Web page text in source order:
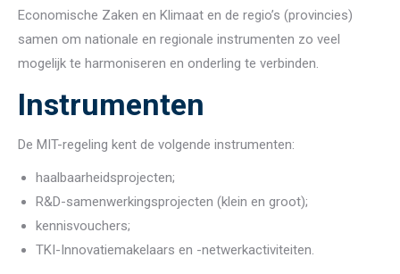
Economische Zaken en Klimaat en de regio’s (provincies)
samen om nationale en regionale instrumenten zo veel
mogelijk te harmoniseren en onderling te verbinden.
Instrumenten
De MIT-regeling kent de volgende instrumenten:
haalbaarheidsprojecten;
R&D-samenwerkingsprojecten (klein en groot);
kennisvouchers;
TKI-Innovatiemakelaars en -netwerkactiviteiten.